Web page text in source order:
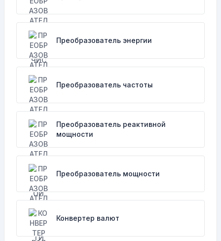
Преобразователь энергии
Преобразователь частоты
Преобразователь реактивной
мощности
Преобразователь мощности
Конвертер валют